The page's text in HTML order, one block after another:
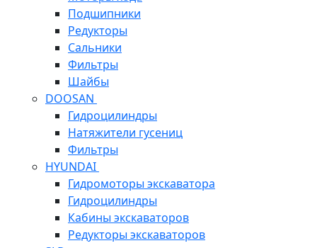
Подшипники
Редукторы
Сальники
Фильтры
Шайбы
DOOSAN
Гидроцилиндры
Натяжители гусениц
Фильтры
HYUNDAI
Гидромоторы экскаватора
Гидроцилиндры
Кабины экскаваторов
Редукторы экскаваторов